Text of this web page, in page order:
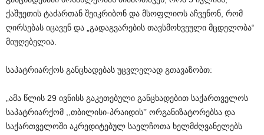
ქაშუეთის ტაძართან შეიკრიბონ და მსოფლიოს აჩვენონ, რომ
ღირსებას იცავენ და „გადაგვარების თავსმოხვეული მცდელობა“
მიუღებელია.
საპატრიარქოს განცხადებას უცვლელად გთავაზობთ:
„ამა წლის 29 ივნისს გაკეთებული განცხადებით საქართველოს
საპატრიარქომ ,,თბილისი-პრაიდის’’ ორგანიზატორებსა და
საქართველოში აკრედიტებულ საელჩოთა ხელმძღვანელებს